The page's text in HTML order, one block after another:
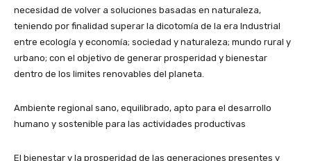
necesidad de volver a soluciones basadas en naturaleza,
teniendo por finalidad superar la dicotomía de la era Industrial
entre ecología y economía; sociedad y naturaleza; mundo rural y
urbano; con el objetivo de generar prosperidad y bienestar
dentro de los limites renovables del planeta.
Ambiente regional sano, equilibrado, apto para el desarrollo
humano y sostenible para las actividades productivas
El bienestar y la prosperidad de las generaciones presentes y